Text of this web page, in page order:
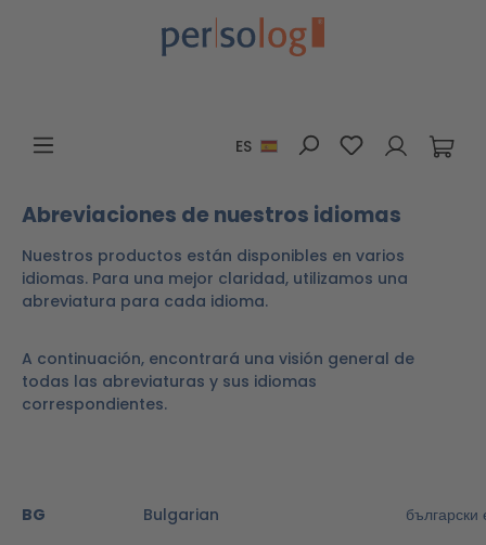
Saltar al contenido principal
ES Tienes 0
Abreviaciones de nuestros idiomas
Nuestros productos están disponibles en varios
idiomas. Para una mejor claridad, utilizamos una
abreviatura para cada idioma.
A continuación, encontrará una visión general de
todas las abreviaturas y sus idiomas
correspondientes.
BG Bulgarian
български